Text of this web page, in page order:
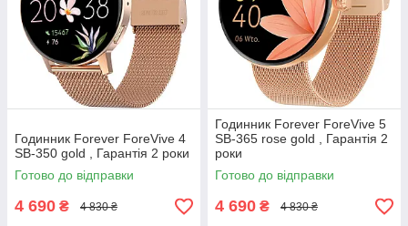
Годинник Forever ForeVive 4
SB-350 gold , Гарантія 2 роки
Готово до відправки
4 690 ₴ 4 830 ₴
Годинник Forever ForeVive 5
SB-365 rose gold , Гарантія 2
роки
Готово до відправки
4 690 ₴ 4 830 ₴